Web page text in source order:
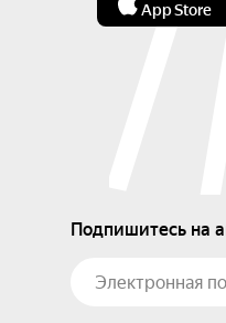
App Store
Подпишитесь на